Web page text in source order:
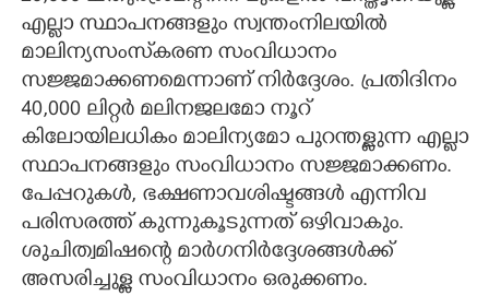
എല്ലാ സ്ഥാപനങ്ങളും സ്വന്തംനിലയിൽ
മാലിന്യസംസ്‌കരണ സംവിധാനം
സജ്ജമാക്കണമെന്നാണ് നിർദ്ദേശം. പ്രതിദിനം
40,000 ലിറ്റർ മലിനജലമോ നൂറ്
കിലോയിലധികം മാലിന്യമോ പുറന്തള്ളുന്ന എല്ലാ
സ്ഥാപനങ്ങളും സംവിധാനം സജ്ജമാക്കണം.
പേപ്പറുകൾ, ഭക്ഷണാവശിഷ്ടങ്ങൾ എന്നിവ
പരിസരത്ത് കുന്നുകൂടുന്നത് ഒഴിവാകും.
ശുചിത്വമിഷന്റെ മാർഗനിർദ്ദേശങ്ങൾക്ക്
അസരിച്ചുള്ള സംവിധാനം ഒരുക്കണം.